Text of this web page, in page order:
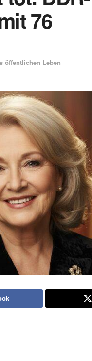
76
öffentlichen Leben